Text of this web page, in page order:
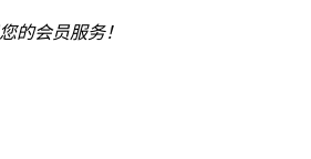
的会员服务！